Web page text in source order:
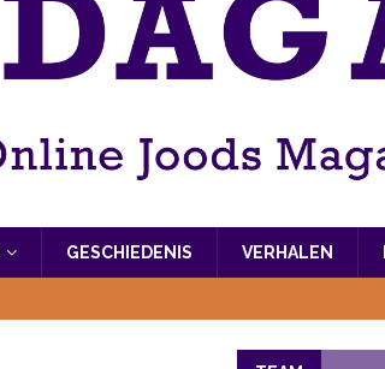
GESCHIEDENIS VERHALEN